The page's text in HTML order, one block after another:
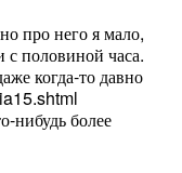
про него я мало,
половиной часа.
когда-то давно
нибудь более